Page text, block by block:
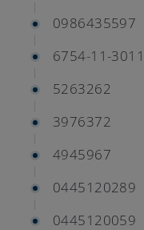
0986435597
6754-11-3011
5263262
3976372
4945967
0445120289
0445120059